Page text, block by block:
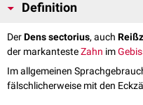
Definition
DerDens sectorius, auch
der markantesteZahn im
Im allgemeinen
fälschlicherweise mit den